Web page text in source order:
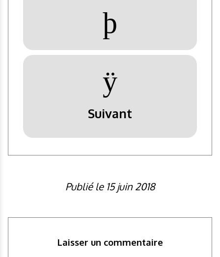
þ
ÿ
Suivant
Publié le 15 juin 2018
Laisser un commentaire